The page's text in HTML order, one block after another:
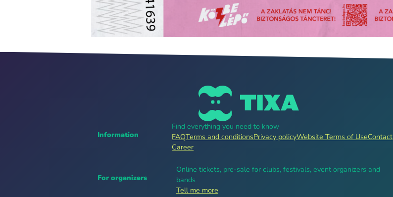
Information
Find everything you need to know
FAQTerms and conditionsPrivacy policyWebsite Terms of UseContact
Career
For organizers
Online tickets, pre-sale for clubs, festivals, event organizers and
bands
Tell me more